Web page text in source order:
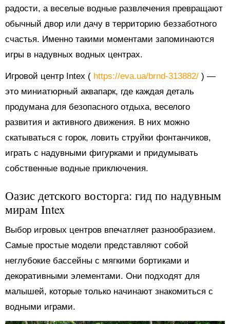
радости, а веселые водные развлечения превращают
обычный двор или дачу в территорию беззаботного
счастья. Именно такими моментами запоминаются
игры в надувных водных центрах.
Игровой центр Intex ( https://eva.ua/brnd-313882/ ) —
это миниатюрный аквапарк, где каждая деталь
продумана для безопасного отдыха, веселого
развития и активного движения. В них можно
скатываться с горок, ловить струйки фонтанчиков,
играть с надувными фигурками и придумывать
собственные водные приключения.
Оазис детского восторга: гид по надувным
мирам Intex
Выбор игровых центров впечатляет разнообразием.
Самые простые модели представляют собой
неглубокие бассейны с мягкими бортиками и
декоративными элементами. Они подходят для
малышей, которые только начинают знакомиться с
водными играми.